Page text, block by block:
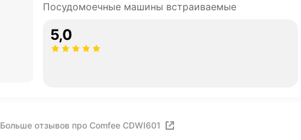
Посудомоечные машины встраиваемые
5,0
Больше отзывов про Comfee CDWI601